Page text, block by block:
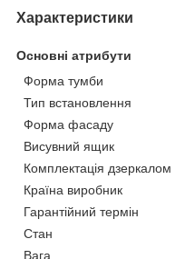
Характеристики
Основні атрибути
Форма тумби
Тип встановлення
Форма фасаду
Висувний ящик
Комплектація дзеркалом
Країна виробник
Гарантійний термін
Стан
Вага